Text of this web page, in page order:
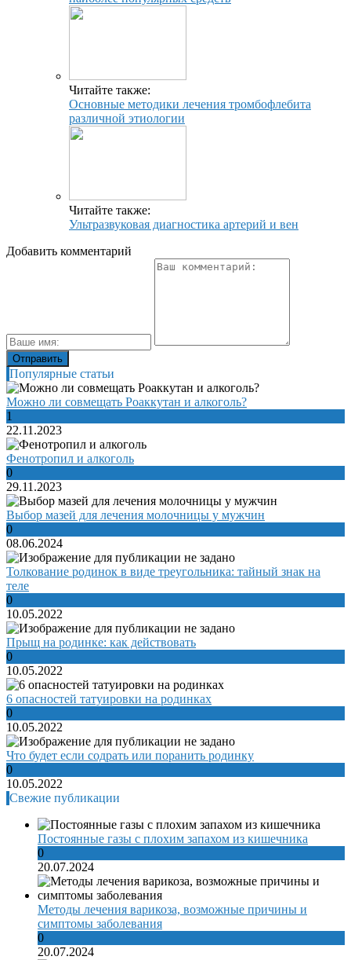
Читайте также:
Основные методики лечения тромбофлебита
различной этиологии
Читайте также:
Ультразвуковая диагностика артерий и вен
Добавить комментарий
Популярные статьи
Можно ли совмещать Роаккутан и алкоголь?
1
22.11.2023
Фенотропил и алкоголь
0
29.11.2023
Выбор мазей для лечения молочницы у мужчин
0
08.06.2024
Толкование родинок в виде треугольника: тайный знак на
теле
0
10.05.2022
Прыщ на родинке: как действовать
0
10.05.2022
6 опасностей татуировки на родинках
0
10.05.2022
Что будет если содрать или поранить родинку
0
10.05.2022
Свежие публикации
Постоянные газы с плохим запахом из кишечника
0
20.07.2024
Методы лечения варикоза, возможные причины и
симптомы заболевания
0
20.07.2024